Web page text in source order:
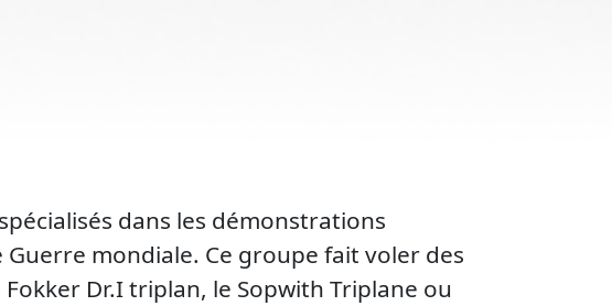
dans les démonstrations
mondiale. Ce groupe fait voler des
Dr.I triplan, le Sopwith Triplane ou